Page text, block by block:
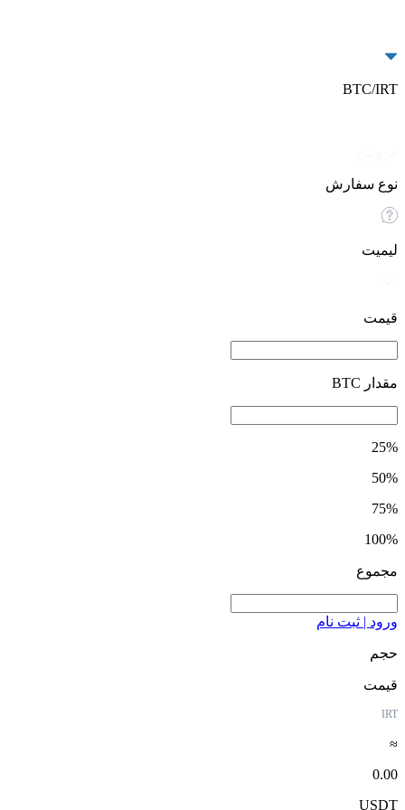
BTC/IRT
نوع سفارش
لیمیت
قیمت
مقدار BTC
25%
50%
75%
100%
مجموع
ورود | ثبت نام
حجم
قیمت
IRT
≈
0.00
USDT